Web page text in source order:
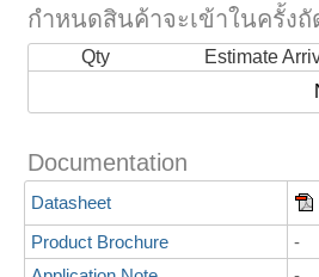
กำหนดสินค้าจะเข้าในครั้งถั
Qty Estimate
Documentation
Datasheet
Product Brochure
-